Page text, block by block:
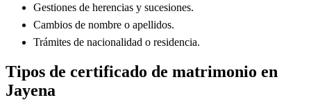
Gestiones de herencias y sucesiones.
Cambios de nombre o apellidos.
Trámites de nacionalidad o residencia.
Tipos de certificado de matrimonio en
Jayena